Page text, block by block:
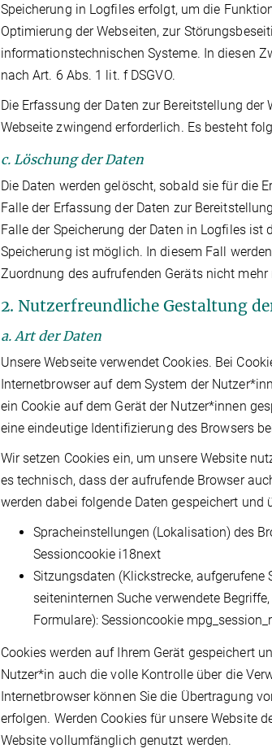
Speicherung in Logfiles erfolgt, um die
Optimierung der Webseiten, zur
informationstechnischen Systeme. In diesen
nach Art. 6 Abs. 1 lit. f DSGVO.
Die Erfassung der Daten zur Bereitstellung
Webseite zwingend erforderlich. Es besteht
c. Löschung der Daten
Die Daten werden gelöscht, sobald sie für die
Falle der Erfassung der Daten zur
Falle der Speicherung der Daten in Logfiles
Speicherung ist möglich. In diesem Fall
Zuordnung des aufrufenden Geräts nicht
2. Nutzerfreundliche Gestaltung
a. Art der Daten
Unsere Webseite verwendet Cookies. Bei
Internetbrowser auf dem System der
ein Cookie auf dem Gerät der Nutzer*innen
eine eindeutige Identifizierung des Browsers
Wir setzen Cookies ein, um unsere Website
es technisch, dass der aufrufende Browser
werden dabei folgende Daten gespeichert und
Spracheinstellungen (Lokalisation) des
Sessioncookie i18next
Sitzungsdaten (Klickstrecke, aufgerufene
seiteninternen Suche verwendete
Formulare): Sessioncookie mpg_session_r
Cookies werden auf Ihrem Gerät gespeichert
Nutzer*in auch die volle Kontrolle über die
Internetbrowser können Sie die Übertragung
erfolgen. Werden Cookies für unsere Website
Website vollumfänglich genutzt werden.